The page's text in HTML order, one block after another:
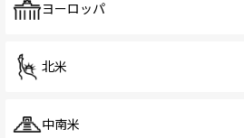
ヨーロッパ
北米
中南米